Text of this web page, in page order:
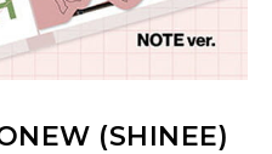
(SHINEE)